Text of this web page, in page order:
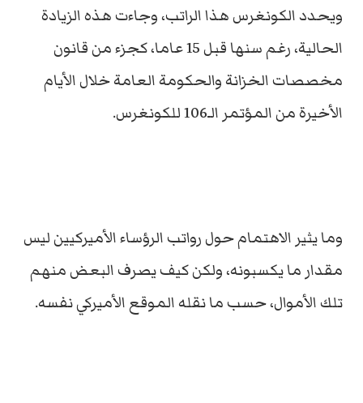
ويحدد الكونغرس هذا الراتب، وجاءت هذه الزيادة
الحالية، رغم سنها قبل 15 عاما، كجزء من قانون
مخصصات الخزانة والحكومة العامة خلال الأيام
الأخيرة من المؤتمر الـ106 للكونغرس.
وما يثير الاهتمام حول رواتب الرؤساء الأميركيين ليس
مقدار ما يكسبونه، ولكن كيف يصرف البعض منهم
تلك الأموال، حسب ما نقله الموقع الأميركي نفسه.